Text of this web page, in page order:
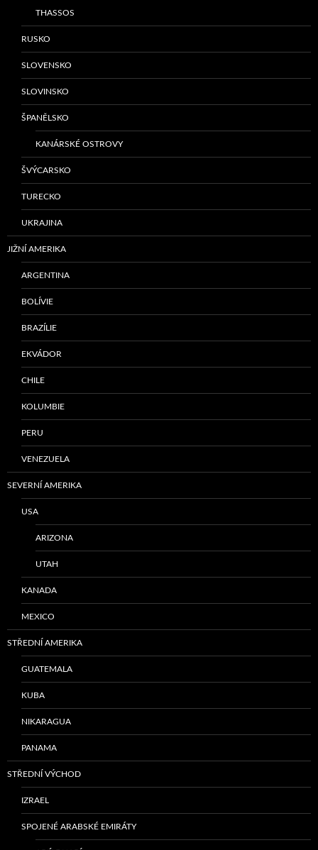
THASSOS
RUSKO
SLOVENSKO
SLOVINSKO
ŠPANĚLSKO
KANÁRSKÉ OSTROVY
ŠVÝCARSKO
TURECKO
UKRAJINA
JIŽNÍ AMERIKA
ARGENTINA
BOLÍVIE
BRAZÍLIE
EKVÁDOR
CHILE
KOLUMBIE
PERU
VENEZUELA
SEVERNÍ AMERIKA
USA
ARIZONA
UTAH
KANADA
MEXICO
STŘEDNÍ AMERIKA
GUATEMALA
KUBA
NIKARAGUA
PANAMA
STŘEDNÍ VÝCHOD
IZRAEL
SPOJENÉ ARABSKÉ EMIRÁTY